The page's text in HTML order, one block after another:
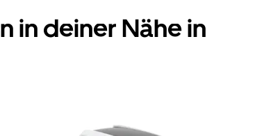
in deiner Nähe in